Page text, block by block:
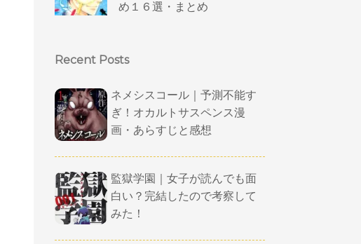
め１６選・まとめ
Recent Posts
ネメシスコール｜予測不能す
ぎ！オカルトサスペンス漫
画・あらすじと感想
監獄学園｜女子が読んでも面
白い？完結したので考察して
みた！